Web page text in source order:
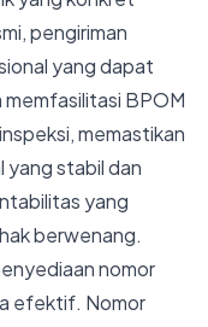
pengiriman
yang dapat
BPOM
memastikan
yang stabil dan
yang
berwenang.
nomor
efektif. Nomor